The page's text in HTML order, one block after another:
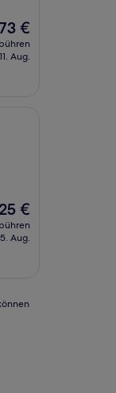
Der
Preis
73 €
Aug.
€
Aug.